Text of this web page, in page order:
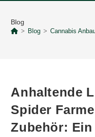
Blog
> Blog > Cannabis
Anhaltende
Spider
Zubehör: